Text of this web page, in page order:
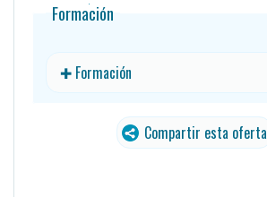
Formación
✚ Formación
Compartir esta oferta